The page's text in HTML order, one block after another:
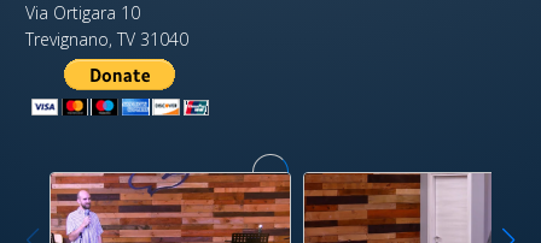
Via Ortigara 10
Trevignano, TV 31040